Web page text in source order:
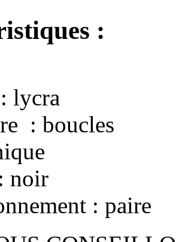
:
lycra
: boucles
noir
: paire